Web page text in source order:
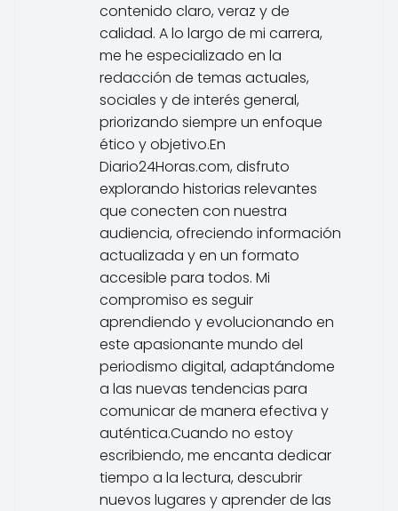
contenido claro, veraz y de
calidad. A lo largo de mi carrera,
me he especializado en la
redacción de temas actuales,
sociales y de interés general,
priorizando siempre un enfoque
ético y objetivo.En
Diario24Horas.com, disfruto
explorando historias relevantes
que conecten con nuestra
audiencia, ofreciendo información
actualizada y en un formato
accesible para todos. Mi
compromiso es seguir
aprendiendo y evolucionando en
este apasionante mundo del
periodismo digital, adaptándome
a las nuevas tendencias para
comunicar de manera efectiva y
auténtica.Cuando no estoy
escribiendo, me encanta dedicar
tiempo a la lectura, descubrir
nuevos lugares y aprender de las